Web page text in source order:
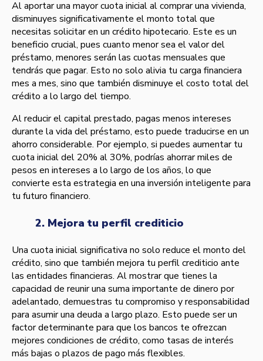
Al aportar una mayor cuota inicial al comprar una vivienda,
disminuyes significativamente el monto total que
necesitas solicitar en un crédito hipotecario. Este es un
beneficio crucial, pues cuanto menor sea el valor del
préstamo, menores serán las cuotas mensuales que
tendrás que pagar. Esto no solo alivia tu carga financiera
mes a mes, sino que también disminuye el costo total del
crédito a lo largo del tiempo.
Al reducir el capital prestado, pagas menos intereses
durante la vida del préstamo, esto puede traducirse en un
ahorro considerable. Por ejemplo, si puedes aumentar tu
cuota inicial del 20% al 30%, podrías ahorrar miles de
pesos en intereses a lo largo de los años, lo que
convierte esta estrategia en una inversión inteligente para
tu futuro financiero.
2. Mejora tu perfil crediticio
Una cuota inicial significativa no solo reduce el monto del
crédito, sino que también mejora tu perfil crediticio ante
las entidades financieras. Al mostrar que tienes la
capacidad de reunir una suma importante de dinero por
adelantado, demuestras tu compromiso y responsabilidad
para asumir una deuda a largo plazo. Esto puede ser un
factor determinante para que los bancos te ofrezcan
mejores condiciones de crédito, como tasas de interés
más bajas o plazos de pago más flexibles.